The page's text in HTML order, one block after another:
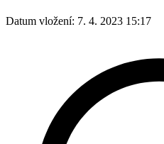
Datum vložení: 7. 4. 2023 15:17